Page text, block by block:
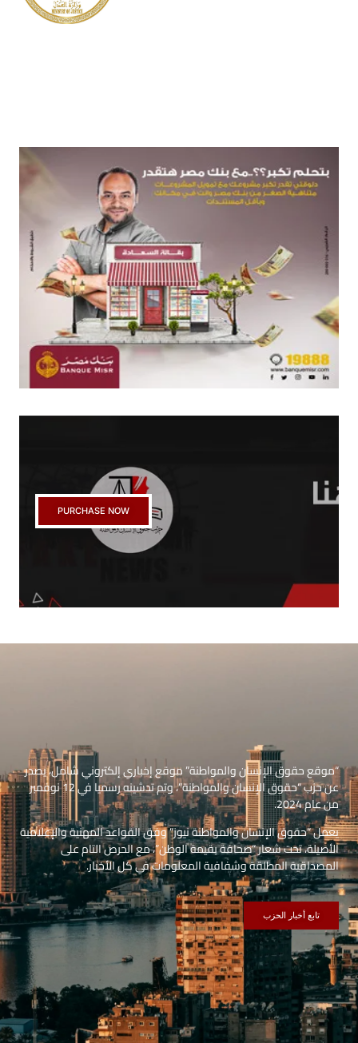
PURCHASE NOW
“موقع حقوق الإنسان والمواطنة” موقع إخباري إلكتروني شامل، يصدر
عن حزب “حقوق الإنسان والمواطنة”، وتم تدشينه رسميا في 12 نوفمبر
من عام 2024.
يعمل “حقوق الإنسان والمواطنة نيوز” وفق القواعد المهنية والإعلامية
الأصيلة، تحت شعار “صحافة بقيمة الوطن”، مع الحرص التام على
المصداقية المطلقة وشفافية المعلومات في كل الأخبار.
تابع أخبار الحزب